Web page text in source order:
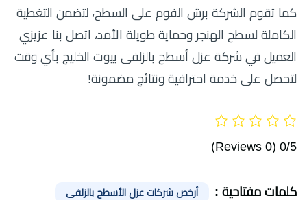
كما تقوم الشركة برش الفوم على السطح، لتضمن التغطية
الكاملة لسطح الهنجر وحماية طويلة الأمد، اتصل بنا عزيزي
العميل في شركة عزل أسطح بالزلفى بيوت الخليج بأي وقت
لتحصل على خدمة احترافية ونتائج مضمونة!
0/5
(0 Reviews)
كلمات مفتاحية : أرخص شركات عزل الأسطح بالزلفى